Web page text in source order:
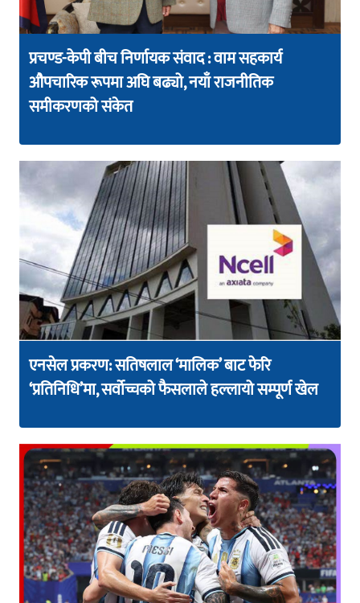
प्रचण्ड-केपी बीच निर्णायक संवाद : वाम सहकार्य
औपचारिक रूपमा अघि बढ्यो, नयाँ राजनीतिक
समीकरणको संकेत
एनसेल प्रकरण: सतिषलाल ‘मालिक’ बाट फेरि
‘प्रतिनिधि’मा, सर्वोच्चको फैसलाले हल्लायो सम्पूर्ण खेल